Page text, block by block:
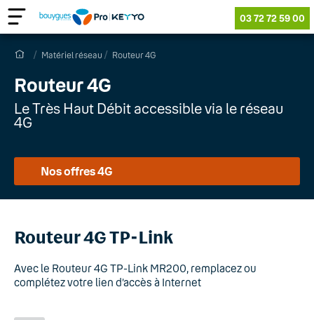
03 72 72 59 00
Matériel réseau Routeur 4G
Routeur 4G
Le Très Haut Débit accessible via le réseau
4G
Nos offres 4G
Routeur 4G TP-Link
Avec le Routeur 4G TP-Link MR200, remplacez ou
complétez votre lien d’accès à Internet